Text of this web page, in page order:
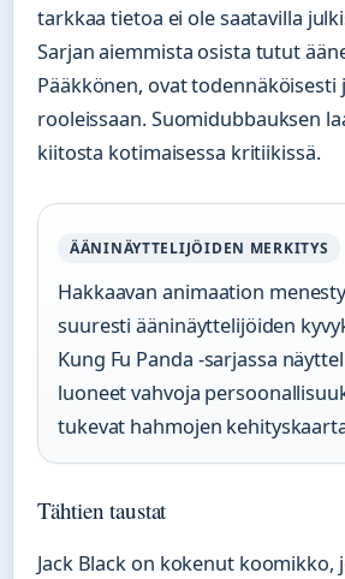
tarkkaa tietoa ei ole saatavilla
Sarjan aiemmista osista tutut
Pääkkönen, ovat todennäköisesti
rooleissaan. Suomidubbauksen
kiitosta kotimaisessa kritiikissä.
ÄÄNINÄYTTELIJÖIDEN MERKITYS
Hakkaavan animaation
suuresti ääninäyttelijöiden
Kung Fu Panda -sarjassa
luoneet vahvoja
tukevat hahmojen
Tähtien taustat
Jack Black on kokenut koomikko,